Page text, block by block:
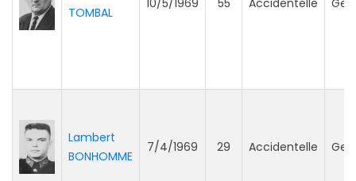
TOMBAL
10/5/1969 55 Accidentelle
Lambert
BONHOMME
7/4/1969 29 Accidentelle